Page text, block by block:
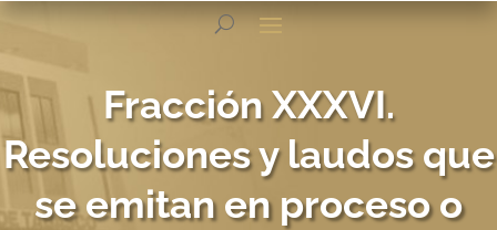
Fracción XXXVI.
Resoluciones y laudos que
se emitan en proceso o